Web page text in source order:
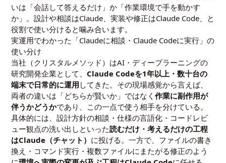
いは「会話して答えるだけ」か「作業環境で手を動かす
か」。設計や相談はClaude、実装や修正はClaude Code、と
役割で使い分けると噛み合います。
実運用でわかった「Claudeに相談・Claude Codeに実行」の
使い分け
当社（クリスタルメソッド）はAI・ディープラーニングの
研究開発企業として、 Claude Codeを1年以上・数十台の
端末で日常的に運用 してきた。その現場感覚から言えば、
両者の違いは「どちらが賢いか」ではなく作業に副作用が
伴うかどうかであり、この一点で使う相手を分けている。
具体的には、設計方針の相談・仕様の言語化・コードレビ
ュー観点の洗い出しといった読むだけ・考えるだけの工程
はClaude（チャット） に投げる。一方で、ファイルの書き
換え・コマンド実行・複数ファイルにまたがる修正のよう